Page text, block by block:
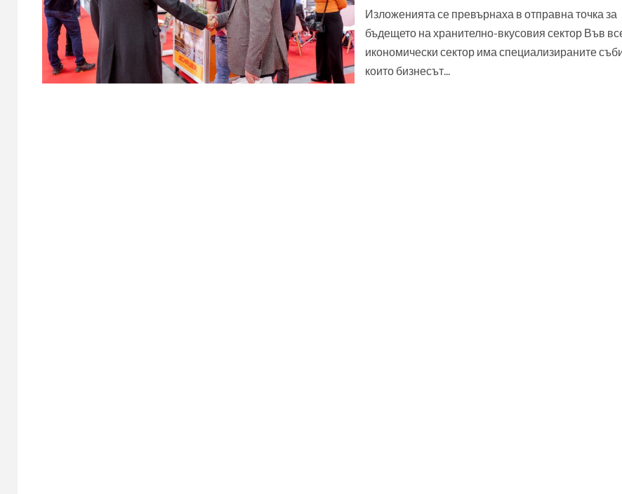
Изложенията се превърнаха в отправна точка за
бъдещето на хранително-вкусовия сектор Във
икономически сектор има специализираните
които бизнесът...